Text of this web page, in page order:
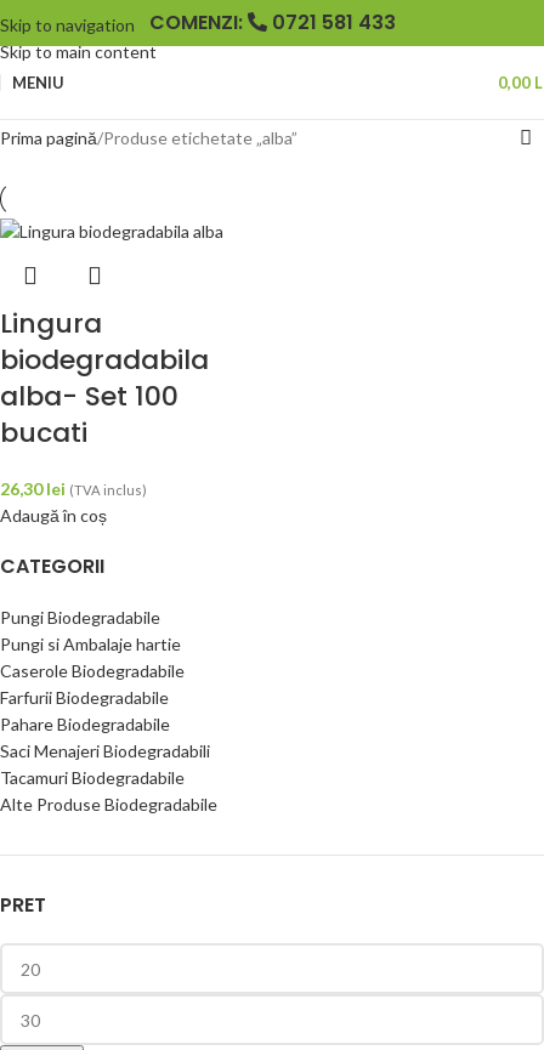
Skip to navigation
Skip to main content
COMENZI: 0721 581 433
MENIU 0,00
CATEGORII
Pungi Biodegradabile
Pungi si Ambalaje hartie
Caserole Biodegradabile
Farfurii Biodegradabile
Pahare Biodegradabile
Saci Menajeri Biodegradabili
Tacamuri Biodegradabile
Alte Produse Biodegradabile
PRET
Prima pagină Produse etichetate „alba”
Lingura
biodegradabila
alba- Set 100
bucati
26,30lei (TVA inclus)
Adaugă în coș